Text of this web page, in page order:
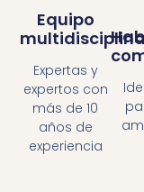
Equipo
Expertas y
expertos con
más de 10
años de
experiencia